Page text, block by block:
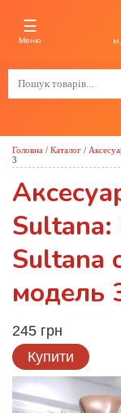
☰
Меню
Головна / Каталог /
3
Sultana
модель
245 грн
Купити